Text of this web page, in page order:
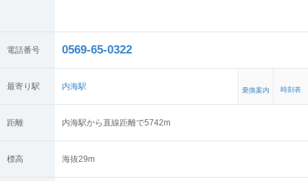
電話番号 0569-65-0322
最寄り駅 内海駅 乗換案内 時刻表
距離 内海駅から直線距離で5742m
標高 海抜29m